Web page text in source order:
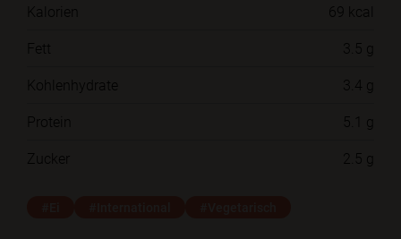
Kalorien
69 kcal
Fett
3.5 g
Kohlenhydrate
3.4 g
Protein
5.1 g
Zucker
2.5 g